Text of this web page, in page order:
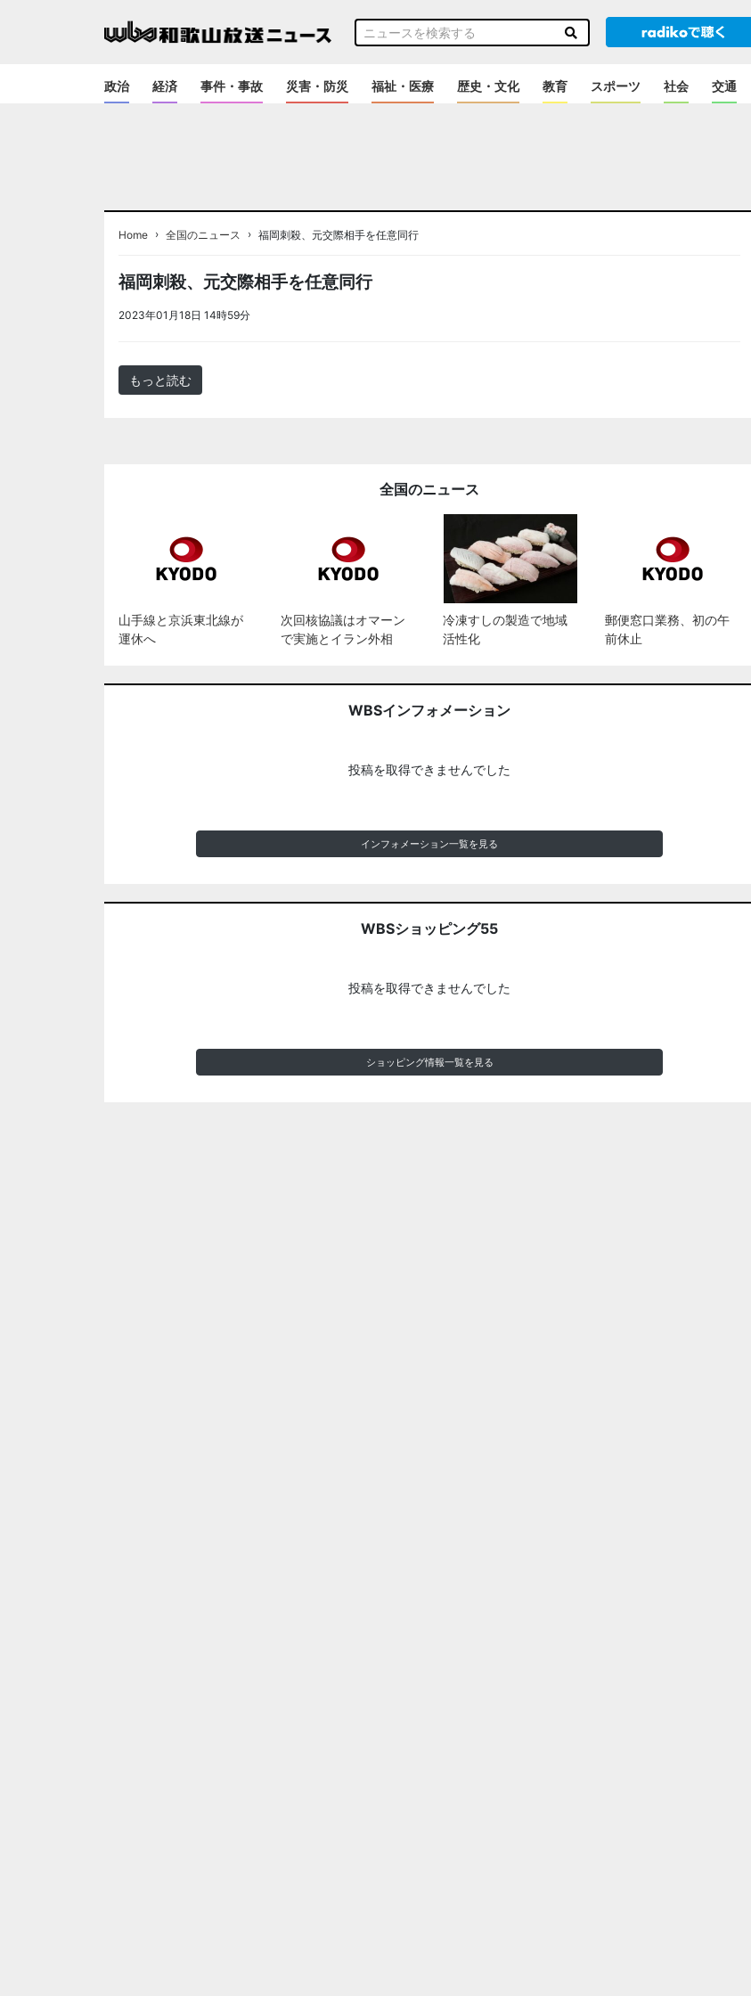
政治 経済 事件・事故 災害・防災 福祉・医療 歴史・文化 教育 スポーツ 社会 交通
Home › 全国のニュース › 福岡刺殺、元交際相手を任意同行
福岡刺殺、元交際相手を任意同行
2023年01月18日 14時59分
もっと読む
全国のニュース
山手線と京浜東北線が
運休へ
次回核協議はオマーン
で実施とイラン外相
冷凍すしの製造で地域
活性化
郵便窓口業務、初の午
前休止
WBSインフォメーション
投稿を取得できませんでした
インフォメーション一覧を見る
WBSショッピング55
投稿を取得できませんでした
ショッピング情報一覧を見る